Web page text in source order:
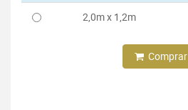
2,0m x 1,2m
Comprar